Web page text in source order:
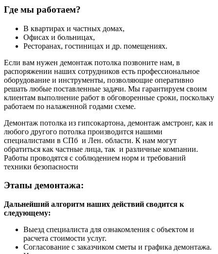
Где мы работаем?
В квартирах и частных домах,
Офисах и больницах,
Ресторанах, гостиницах и др. помещениях.
Если вам нужен демонтаж потолка позвоните нам, в
распоряжении наших сотрудников есть профессиональное
оборудование и инструменты, позволяющие оперативно
решать любые поставленные задачи. Мы гарантируем своим
клиентам выполнение работ в обговоренные сроки, поскольку
работаем по налаженной годами схеме.
Демонтаж потолка из гипсокартона, демонтаж амстронг, как и
любого другого потолка производится нашими
специалистами в СПб и Лен. области. К нам могут
обратиться как частные лица, так и различные компании.
Работы проводятся с соблюдением норм и требований
техники безопасности
Этапы демонтажа:
Дальнейший алгоритм наших действий сводится к
следующему:
Выезд специалиста для ознакомления с объектом и
расчета стоимости услуг.
Согласование с заказчиком сметы и графика демонтажа.